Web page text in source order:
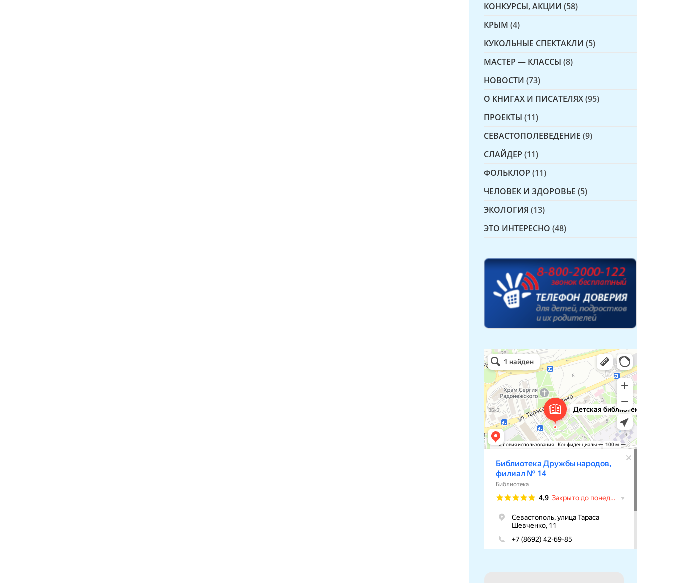
КОНКУРСЫ, АКЦИИ (58)
КРЫМ (4)
КУКОЛЬНЫЕ СПЕКТАКЛИ (5)
МАСТЕР — КЛАССЫ (8)
НОВОСТИ (73)
О КНИГАХ И ПИСАТЕЛЯХ(95)
ПРОЕКТЫ (11)
СЕВАСТОПОЛЕВЕДЕНИЕ (9)
СЛАЙДЕР (11)
ФОЛЬКЛОР (11)
ЧЕЛОВЕК И ЗДОРОВЬЕ (5)
ЭКОЛОГИЯ (13)
ЭТО ИНТЕРЕСНО (48)
Детская библиотека № 14 Дружбы народов
Библиотека в Севастополе